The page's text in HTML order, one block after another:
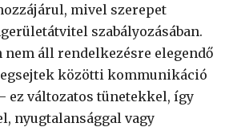
mivel szerepet
szabályozásában.
nem áll rendelkezésre elegendő
közötti kommunikáció
ez változatos tünetekkel, így
nyugtalansággal vagy